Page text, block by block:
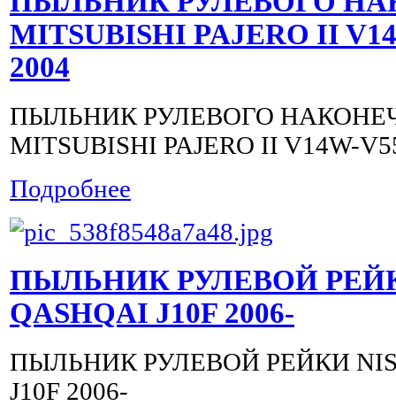
MITSUBISHI PAJERO II
2004
ПЫЛЬНИК РУЛЕВОГО
MITSUBISHI PAJERO II V14W-
Подробнее
ПЫЛЬНИК РУЛЕВОЙ
QASHQAI J10F 2006-
ПЫЛЬНИК РУЛЕВОЙ РЕЙКИ
J10F 2006-